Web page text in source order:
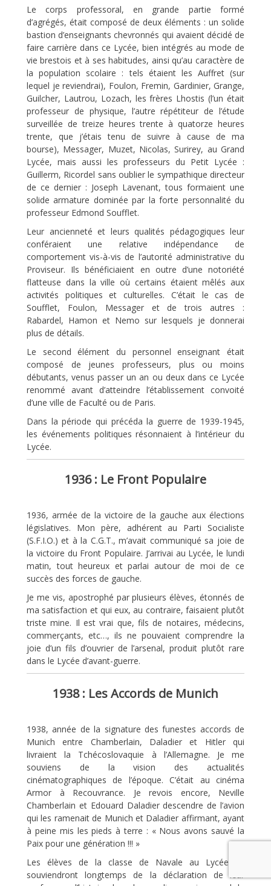
Le corps professoral, en grande partie formé
d’agrégés, était composé de deux éléments : un solide
bastion d’enseignants chevronnés qui avaient décidé de
faire carrière dans ce Lycée, bien intégrés au mode de
vie brestois et à ses habitudes, ainsi qu’au caractère de
la population scolaire : tels étaient les Auffret (sur
lequel je reviendrai), Foulon, Fremin, Gardinier, Grange,
Guilcher, Lautrou, Lozach, les frères Lhostis (l’un était
professeur de physique, l’autre répétiteur de l’étude
surveillée de treize heures trente à quatorze heures
trente, que j’étais tenu de suivre à cause de ma
bourse), Messager, Muzet, Nicolas, Surirey, au Grand
Lycée, mais aussi les professeurs du Petit Lycée :
Guillerm, Ricordel sans oublier le sympathique directeur
de ce dernier : Joseph Lavenant, tous formaient une
solide armature dominée par la forte personnalité du
professeur Edmond Soufflet.
Leur ancienneté et leurs qualités pédagogiques leur
conféraient une relative indépendance de
comportement vis-à-vis de l’autorité administrative du
Proviseur. Ils bénéficiaient en outre d’une notoriété
flatteuse dans la ville où certains étaient mêlés aux
activités politiques et culturelles. C’était le cas de
Soufflet, Foulon, Messager et de trois autres :
Rabardel, Hamon et Nemo sur lesquels je donnerai
plus de détails.
Le second élément du personnel enseignant était
composé de jeunes professeurs, plus ou moins
débutants, venus passer un an ou deux dans ce Lycée
renommé avant d’atteindre l’établissement convoité
d’une ville de Faculté ou de Paris.
Dans la période qui précéda la guerre de 1939-1945,
les événements politiques résonnaient à l’intérieur du
Lycée.
1936 : Le Front Populaire
1936, armée de la victoire de la gauche aux élections
législatives. Mon père, adhérent au Parti Socialiste
(S.F.I.O.) et à la C.G.T., m’avait communiqué sa joie de
la victoire du Front Populaire. J’arrivai au Lycée, le lundi
matin, tout heureux et parlai autour de moi de ce
succès des forces de gauche.
Je me vis, apostrophé par plusieurs élèves, étonnés de
ma satisfaction et qui eux, au contraire, faisaient plutôt
triste mine. Il est vrai que, fils de notaires, médecins,
commerçants, etc…, ils ne pouvaient comprendre la
joie d’un fils d’ouvrier de l’arsenal, produit plutôt rare
dans le Lycée d’avant-guerre.
1938 : Les Accords de Munich
1938, année de la signature des funestes accords de
Munich entre Chamberlain, Daladier et Hitler qui
livraient la Tchécoslovaquie à l’Allemagne. Je me
souviens de la vision des actualités
cinématographiques de l’époque. C’était au cinéma
Armor à Recouvrance. Je revois encore, Neville
Chamberlain et Edouard Daladier descendre de l’avion
qui les ramenait de Munich et Daladier affirmant, ayant
à peine mis les pieds à terre : « Nous avons sauvé la
Paix pour une génération !!! »
Les élèves de la classe de Navale au Lycée se
souviendront longtemps de la déclaration de leur